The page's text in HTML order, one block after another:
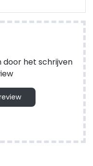
door het schrijven